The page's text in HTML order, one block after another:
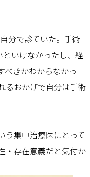
分で診ていた。手術
いけなかったし、経
べきかわからなかっ
るおかげで自分は手術
う集中治療医にとって
・存在意義だと気付か